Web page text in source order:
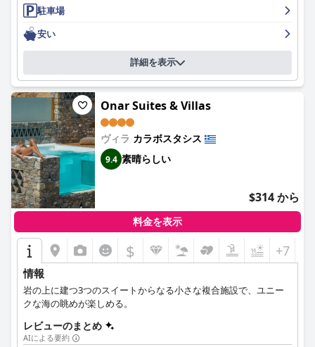
駐車場
安い
詳細を表示
Onar Suites & Villas
ヴィラ カラボスタシス
9.4 素晴らしい
$314 から
料金を表示
$ +7
情報
岩の上に建つ3つのスイートからなる小さな複合施設で、ユニー
クな海の眺めが楽しめる。
レビューのまとめ
AIによる要約